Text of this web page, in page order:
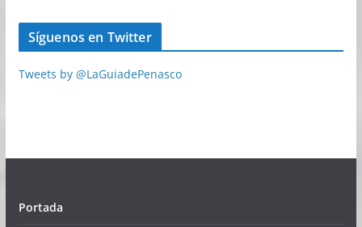
Síguenos en Twitter
Tweets by @LaGuiadePenasco
Portada